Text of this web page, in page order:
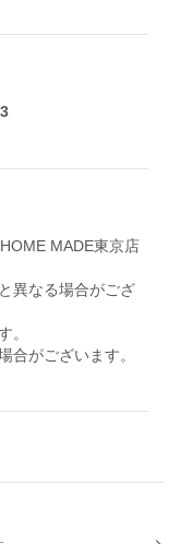
MADE東京店
異なる場合がござ
。
合がございます。